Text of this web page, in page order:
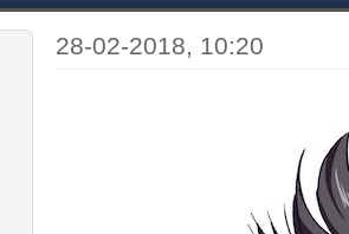
28-02-2018, 10:20